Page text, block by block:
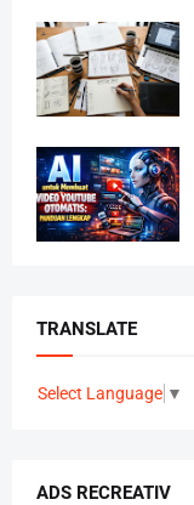
TRANSLATE
Select Language ▼
ADS RECREATIV